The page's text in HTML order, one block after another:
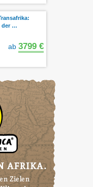
der …
ab 3799 €